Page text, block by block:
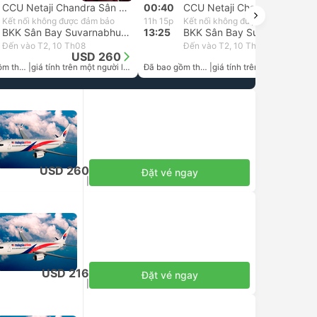
CCU Netaji Chandra Sân Bay
Kết nối không được đảm bảo
BKK Sân Bay Suvarnabhumi, Bangkok
Đến vào T2, 10 Th08
USD 260
Đã bao gồm thuế | giá tính trên một người lớn
00:40
11h 15p Kết nối không được đảm bảo
13:25
Đến vào T2, 10 Th08
Đã bao gồm thuế |
USD 260
Đã bao gồm thuế
giá tính trên một người lớn
Đặt vé ngay
USD 216
Đã bao gồm thuế
giá tính trên một người lớn
Đặt vé ngay